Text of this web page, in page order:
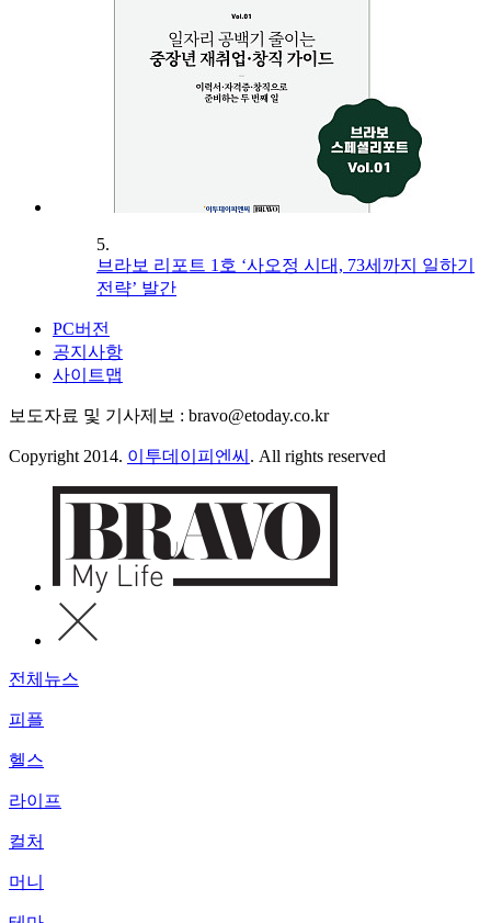
5.
브라보 리포트 1호 ‘사오정 시대, 73세까지 일하기
전략’ 발간
PC버전
공지사항
사이트맵
보도자료 및 기사제보 : bravo@etoday.co.kr
Copyright 2014. 이투데이피엔씨 . All rights reserved
전체뉴스
피플
헬스
라이프
컬처
머니